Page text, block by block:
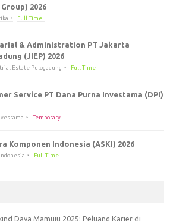
2026
Full Time
& Administration PT Jakarta
(JIEP) 2026
Estate Pulogadung Full Time
Service PT Dana Purna Investama (DPI)
Temporary
Komponen Indonesia (ASKI) 2026
Full Time
Daya Mamuju 2025: Peluang Karier di